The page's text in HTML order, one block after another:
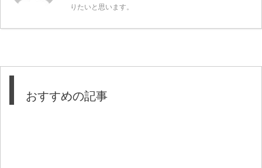
りたいと思います。
おすすめの記事